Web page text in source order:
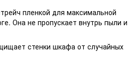
пленкой для максимальной
Она не пропускает внутрь пыли и
стенки шкафа от случайных